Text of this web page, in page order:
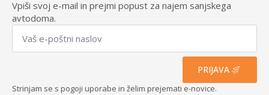
Vpiši svoj e-mail in prejmi popust za najem sanjskega
avtodoma.
Email
PRIJAVA
Strinjam se s pogoji uporabe in želim prejemati e-novice.